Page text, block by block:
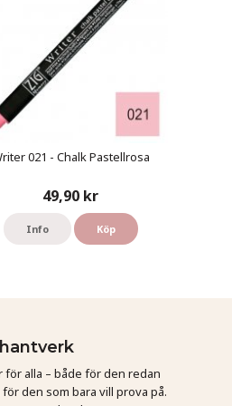
021 - Chalk Pastellrosa
49,90 kr
Info Köp
alla – både för den redan
den som bara vill prova på.